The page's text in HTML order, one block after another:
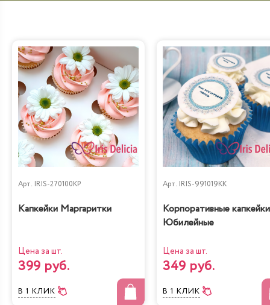
Арт. IRIS-270100KP
Капкейки Маргаритки
Цена за шт.
399 руб.
В 1 КЛИК
Арт. IRIS-991019KK
Корпоративные капкейки
Юбилейные
Цена за шт.
349 руб.
В 1 КЛИК